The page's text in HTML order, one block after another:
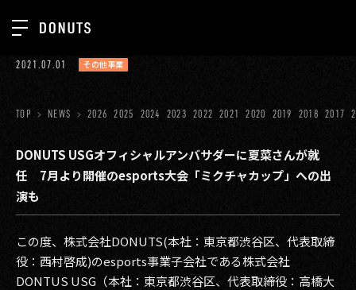
ジョブカン
ゲーム
ミクチャ
医療(CLIUS)
出版メディア
美少女図鑑
TOP
ABOUT
SERVICES
GROUP
RECRUIT
CONTACT
2021.07.01 その他事業
TOP NEWS 2026 2025 2024 2023 2022 2021 2020 2019 2018 2017
DONUTS USGオフィシャルアンバサダーに夏菜さんが就
任 7月より開催のesports大会「ミクチャカップ」への出
演も
この度、株式会社DONUTS(本社：東京都渋谷区、代表取締
役：西村啓成)のesports事業子会社である株式会社
DONTUS USG（本社：東京都渋谷区、代表取締役：高橋大